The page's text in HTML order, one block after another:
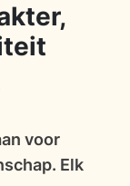
voor
Elk